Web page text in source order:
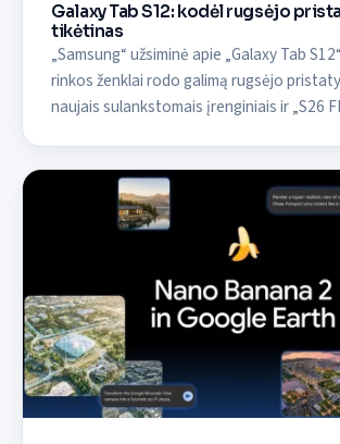
Galaxy Tab S12: kodėl rugsėjo
tikėtinas
„Samsung“ užsiminė apie „Galaxy Tab
rinkos ženklai rodo galimą rugsėjo
naujais sulankstomais įrenginiais ir „S26